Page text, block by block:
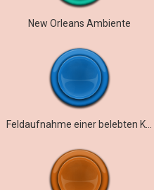
New Orleans Ambiente
Feldaufnahme einer belebten Kaffeehaustheke